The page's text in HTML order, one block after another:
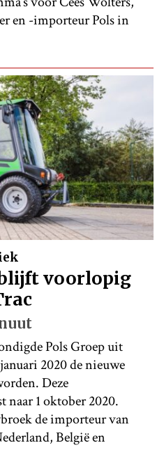
en -importeur Pols in
voorlopig
Pols Groep uit
2020 de nieuwe
Deze
naar 1 oktober 2020.
de importeur van
België en